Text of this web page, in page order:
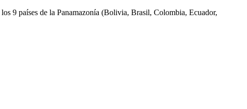
9 países de la Panamazonía (Bolivia, Brasil, Colombia, Ecuador,